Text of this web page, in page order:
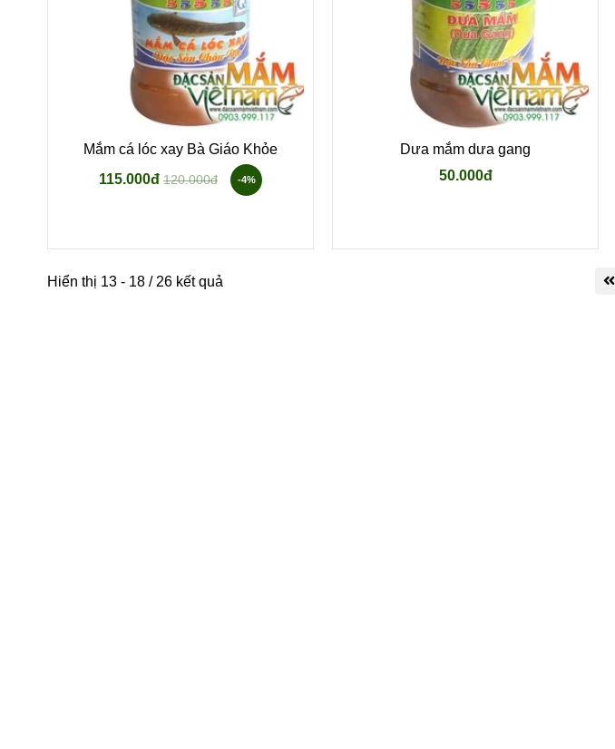
Mắm cá lóc xay Bà Giáo Khỏe
115.000đ 120.000đ -4%
Dưa mắm dưa gang
50.000đ
Hiển thị 13 - 18 / 26 kết quả